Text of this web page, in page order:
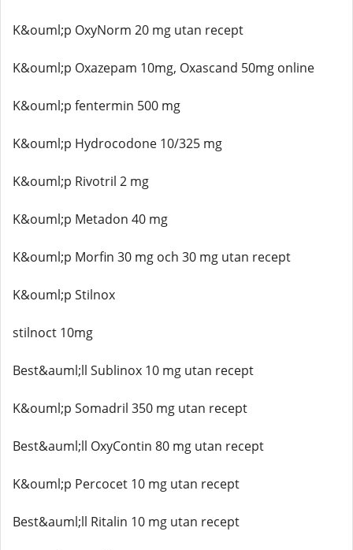
K&ouml;p OxyNorm 20 mg utan recept
K&ouml;p Oxazepam 10mg, Oxascand 50mg online
K&ouml;p fentermin 500 mg
K&ouml;p Hydrocodone 10/325 mg
K&ouml;p Rivotril 2 mg
K&ouml;p Metadon 40 mg
K&ouml;p Morfin 30 mg och 30 mg utan recept
K&ouml;p Stilnox
stilnoct 10mg
Best&auml;ll Sublinox 10 mg utan recept
K&ouml;p Somadril 350 mg utan recept
Best&auml;ll OxyContin 80 mg utan recept
K&ouml;p Percocet 10 mg utan recept
Best&auml;ll Ritalin 10 mg utan recept